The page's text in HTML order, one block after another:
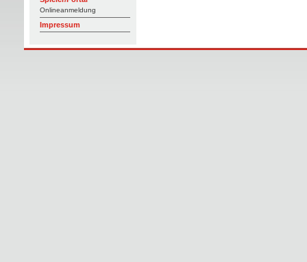
Onlineanmeldung
Impressum